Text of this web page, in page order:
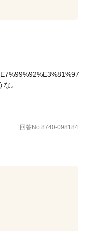
。
回答No.8740-098184